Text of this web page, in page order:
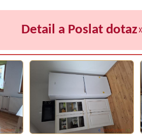
Detail a Poslat dotaz